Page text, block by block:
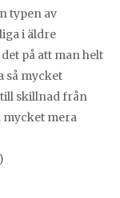
typen av
i äldre
på att man helt
så mycket
till skillnad från
mycket mera